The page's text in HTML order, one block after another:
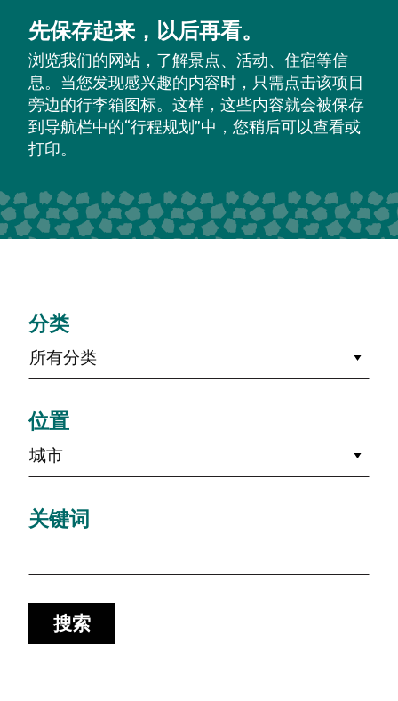
先保存起来，以后再看。
浏览我们的网站，了解景点、活动、住宿等信
息。当您发现感兴趣的内容时，只需点击该项目
旁边的行李箱图标。这样，这些内容就会被保存
到导航栏中的“行程规划”中，您稍后可以查看或
打印。
分类
所有分类
位置
城市
关键词
搜索